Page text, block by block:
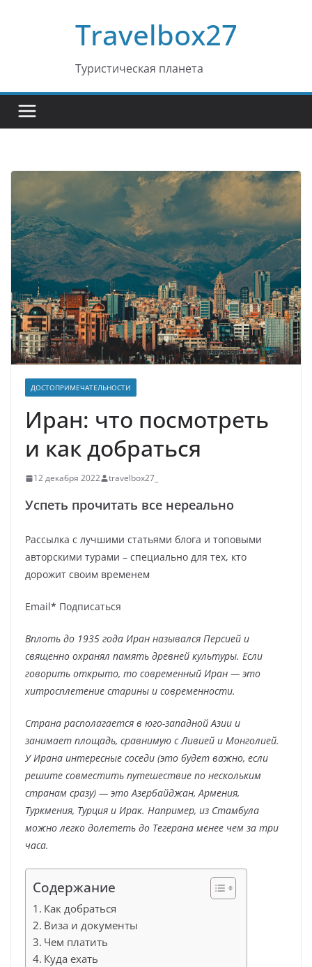
Travelbox27
Туристическая планета
ДОСТОПРИМЕЧАТЕЛЬНОСТИ
Иран: что посмотреть
и как добраться
12 декабря 2022 travelbox27_
Успеть прочитать все нереально
Рассылка с лучшими статьями блога и топовыми
авторскими турами – специально для тех, кто
дорожит своим временем
Email* Подписаться
Вплоть до 1935 года Иран назывался Персией и
священно охранял память древней культуры. Если
говорить открыто, то современный Иран — это
хитросплетение старины и современности.
Страна располагается в юго-западной Азии и
занимает площадь, сравнимую с Ливией и Монголией.
У Ирана интересные соседи (это будет важно, если
решите совместить путешествие по нескольким
странам сразу) — это Азербайджан, Армения,
Туркмения, Турция и Ирак. Например, из Стамбула
можно легко долететь до Тегерана менее чем за три
часа.
Содержание
Как добраться
Виза и документы
Чем платить
Куда ехать